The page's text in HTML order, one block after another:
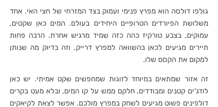
גולפו דולסה הוא מפרץ פנימי ועמוק בצד המזרחי של חצי האי. אחד
משלושת הפיורדים הטרופיים היחידים בעולם. המים כאן שקטים,
עמוקים, בצבע טורקיז כהה כזה שמיד מרגיש אחרת. הרבה פחות
תיירים מגיעים לכאן בהשוואה למפרץ דרייק, וזה בדיוק מה שנותן
למקום את הקסם שלו.
זה אזור שמתאים במיוחד לזוגות שמחפשים שקט אמיתי. יש כאן
לודג’ים קטנים ומבודדים, חלקם ממש על קו המים, ובלא מעט בקרים
דולפינים פשוט מגיעים לשחק במפרץ מולכם. אפשר לצאת לקיאקים